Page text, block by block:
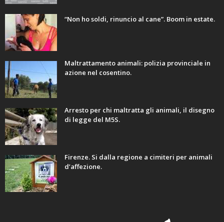
“Non ho soldi, rinuncio al cane”. Boom in estate.
Maltrattamento animali: polizia provinciale in
azione nel cosentino.
Arresto per chi maltratta gli animali, il disegno
di legge del M5S.
Firenze. Si dalla regione a cimiteri per animali
d’affezione.